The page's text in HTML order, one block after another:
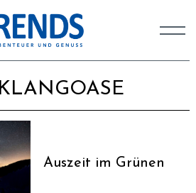
KLANGOASE
Auszeit im Grünen